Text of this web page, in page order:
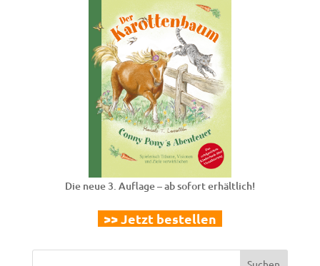
Die neue 3. Auflage – ab sofort erhältlich!
>> Jetzt bestellen